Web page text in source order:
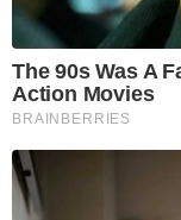
The 90s Was A
Action Movies
BRAINBERRIES